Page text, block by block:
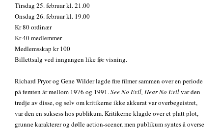
Tirsdag 25. februar kl. 21.00
Onsdag 26. februar kl. 19.00
Kr 80 ordinær
Kr 40 medlemmer
Medlemsskap kr 100
Billettsalg ved inngangen like før visning.
Richard Pryor og Gene Wilder lagde fire filmer sammen over en periode
på femten år mellom 1976 og 1991.See No Evil, Hear No Evilvar den
tredje av disse, og selv om kritikerne ikke akkurat var overbegeistret,
var den en suksess hos publikum. Kritikerne klagde over et platt plot,
grunne karakterer og dølle action-scener, men publikum syntes å overse